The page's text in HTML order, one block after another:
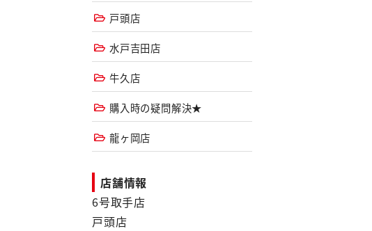
戸頭店
水戸吉田店
牛久店
購入時の疑問解決★
龍ヶ岡店
店舗情報
6号取手店
戸頭店